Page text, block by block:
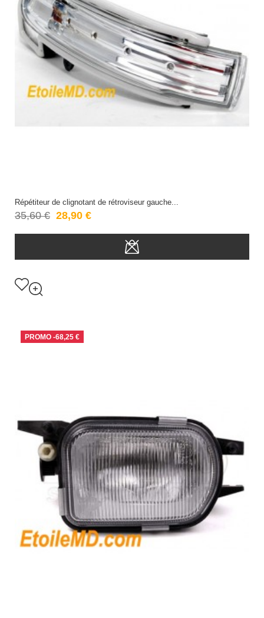
Répétiteur de clignotant de rétroviseur gauche...
35,60 € 28,90 €
PROMO -68,25 €